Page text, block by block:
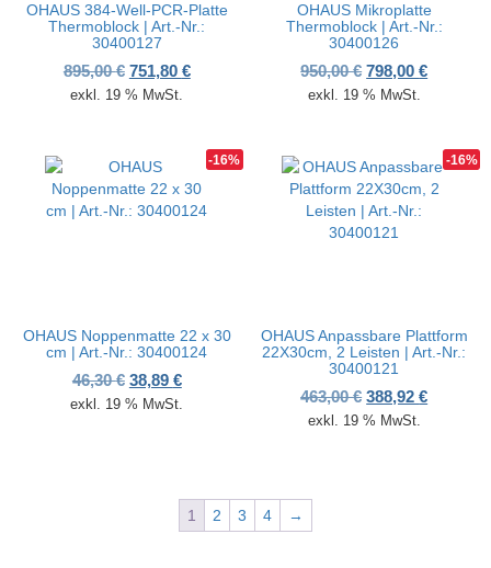
OHAUS 384-Well-PCR-Platte
Thermoblock | Art.-Nr.:
30400127
895,00€ Ursprünglicher Preis war: 895,00 €
751,80 €Aktueller Preis ist: 751,80 €.
exkl. 19 % MwSt.
OHAUS Mikroplatte
Thermoblock | Art.-Nr.:
30400126
950,00€ Ursprünglicher
798,00€
exkl. 19 % MwSt.
-16%
OHAUS Noppenmatte 22 x 30
cm | Art.-Nr.: 30400124
46,30€ Ursprünglicher Preis war: 46,30 €
38,89 €Aktueller Preis ist: 38,89 €.
exkl. 19 % MwSt.
-16%
OHAUS Anpassbare Plattform
22X30cm, 2 Leisten | Art.-Nr.:
30400121
463,00€ Ursprünglicher
388,92€
exkl. 19 % MwSt.
1 2 3 4 →